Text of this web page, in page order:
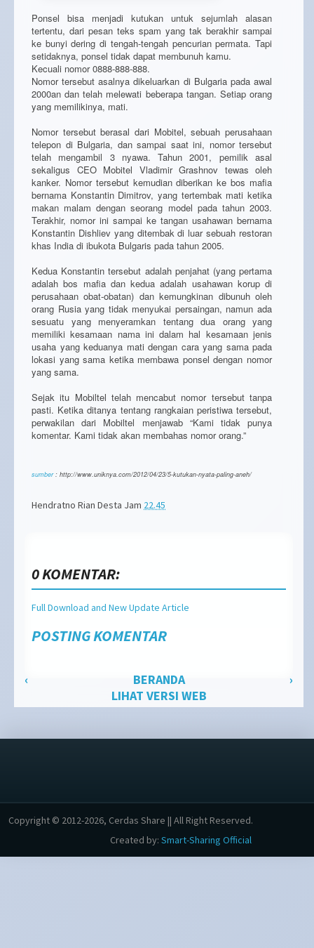
Ponsel bisa menjadi kutukan untuk sejumlah alasan
tertentu, dari pesan teks spam yang tak berakhir sampai
ke bunyi dering di tengah-tengah pencurian permata. Tapi
setidaknya, ponsel tidak dapat membunuh kamu.
Kecuali nomor 0888-888-888.
Nomor tersebut asalnya dikeluarkan di Bulgaria pada awal
2000an dan telah melewati beberapa tangan. Setiap orang
yang memilikinya, mati.
Nomor tersebut berasal dari Mobitel, sebuah perusahaan
telepon di Bulgaria, dan sampai saat ini, nomor tersebut
telah mengambil 3 nyawa. Tahun 2001, pemilik asal
sekaligus CEO Mobitel Vladimir Grashnov tewas oleh
kanker. Nomor tersebut kemudian diberikan ke bos mafia
bernama Konstantin Dimitrov, yang tertembak mati ketika
makan malam dengan seorang model pada tahun 2003.
Terakhir, nomor ini sampai ke tangan usahawan bernama
Konstantin Dishliev yang ditembak di luar sebuah restoran
khas India di ibukota Bulgaris pada tahun 2005.
Kedua Konstantin tersebut adalah penjahat (yang pertama
adalah bos mafia dan kedua adalah usahawan korup di
perusahaan obat-obatan) dan kemungkinan dibunuh oleh
orang Rusia yang tidak menyukai persaingan, namun ada
sesuatu yang menyeramkan tentang dua orang yang
memiliki kesamaan nama ini dalam hal kesamaan jenis
usaha yang keduanya mati dengan cara yang sama pada
lokasi yang sama ketika membawa ponsel dengan nomor
yang sama.
Sejak itu Mobiltel telah mencabut nomor tersebut tanpa
pasti. Ketika ditanya tentang rangkaian peristiwa tersebut,
perwakilan dari Mobiltel menjawab “Kami tidak punya
komentar. Kami tidak akan membahas nomor orang.”
sumber: http://www.uniknya.com/2012/04/23/5-kutukan-nyata-paling-aneh/
Hendratno Rian Desta Jam 22.45
0 KOMENTAR:
Full Download and New Update Article
POSTING KOMENTAR
‹ ›
BERANDA
LIHAT VERSI WEB
Copyright © 2012-2026, Cerdas Share || All Right Reserved.
Created by: Smart-Sharing Official